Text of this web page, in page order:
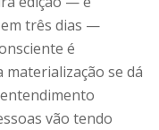
em três dias —
é
se dá
vão tendo